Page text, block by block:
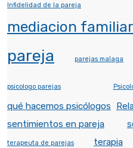
Infidelidad de la pareja
mediacion familiar
pareja parejas malaga
psicologo parejas
qué hacemos psicólogos
sentimientos en pareja
terapeuta de parejas terapia